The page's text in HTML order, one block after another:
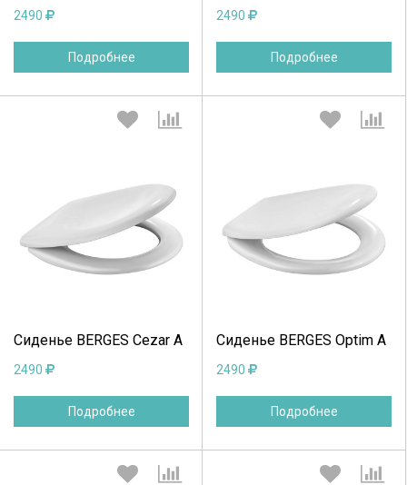
2490
Подробнее
2490
Подробнее
Сиденье BERGES Cezar A
2490
Подробнее
Выберите количество:
Сиденье BERGES Optim A
2490
Подробнее
Выберите количество: